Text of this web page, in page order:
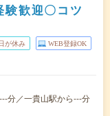
歓迎〇コツ
が休み WEB登録OK
分／一貴山駅から---分